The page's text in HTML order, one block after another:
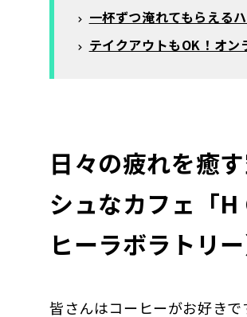
一杯ずつ淹れてもらえる
テイクアウトもOK！オン
日々の疲れを癒
シュなカフェ「
ヒーラボラトリー
皆さんはコーヒーがお好き